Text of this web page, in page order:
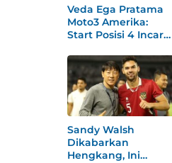
Veda Ega Pratama
Moto3 Amerika:
Start Posisi 4 Incar
Sandy Walsh
Dikabarkan
Hengkang, Ini